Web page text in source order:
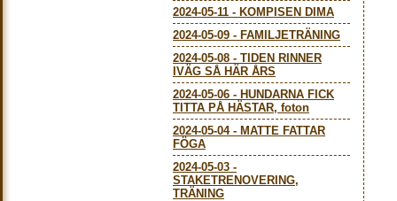
2024-05-11 - KOMPISEN DIMA
2024-05-09 - FAMILJETRÄNING
2024-05-08 - TIDEN RINNER
IVÄG SÅ HÄR ÅRS
2024-05-06 - HUNDARNA FICK
TITTA PÅ HÄSTAR, foton
2024-05-04- MATTE FATTAR
FÖGA
2024-05-03 -
STAKETRENOVERING,
TRÄNING